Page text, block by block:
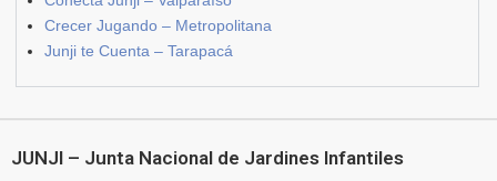
Crecer Jugando – Metropolitana
Junji te Cuenta – Tarapacá
JUNJI – Junta Nacional de Jardines Infantiles